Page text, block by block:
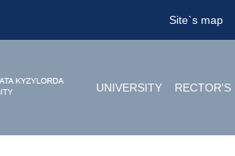
Site`s map
UNIVERSITY RECTOR'S